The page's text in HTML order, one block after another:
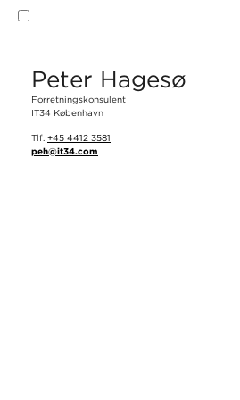
Peter Hagesø
Forretningskonsulent
IT34 København
Tlf. +45 4412 3581
peh@it34.com